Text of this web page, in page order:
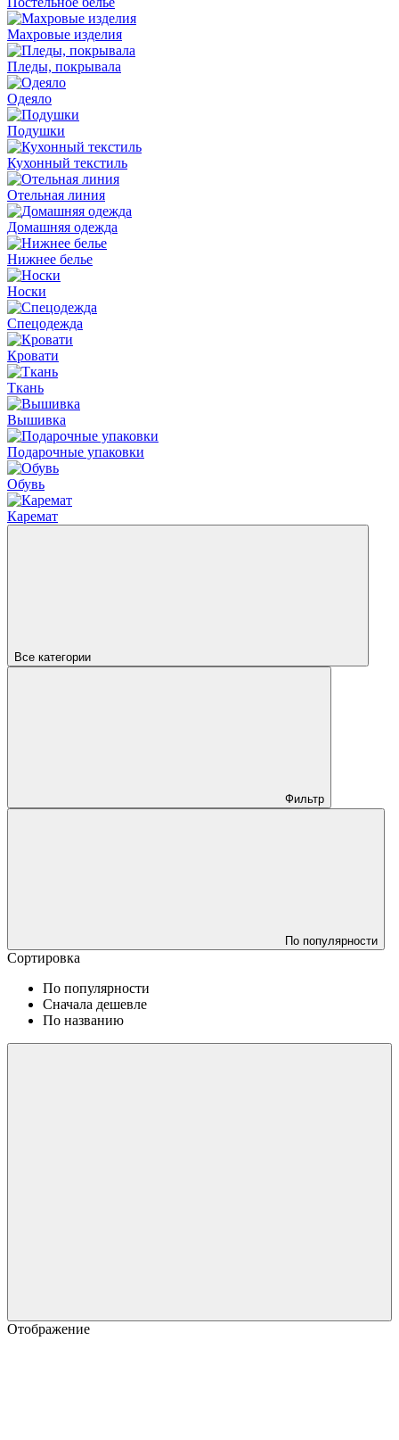
Махровые изделия
Пледы, покрывала
Одеяло
Подушки
Кухонный текстиль
Отельная линия
Домашняя одежда
Нижнее белье
Носки
Спецодежда
Кровати
Ткань
Вышивка
Подарочные упаковки
Обувь
Каремат
Все категории
Фильтр
По популярности
Сортировка
По популярности
Сначала дешевле
По названию
Отображение